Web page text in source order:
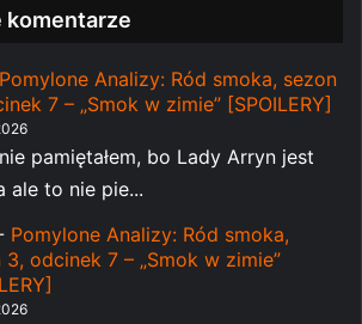
komentarze
Pomylone Analizy: Ród smoka, sezon
7 – „Smok w zimie” [SPOILERY]
pamiętałem, bo Lady Arryn jest
ale to nie pie...
Pomylone Analizy: Ród smoka,
3, odcinek 7 – „Smok w zimie”